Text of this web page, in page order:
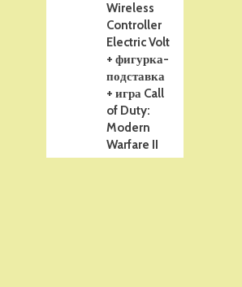
Wireless
Controller
Electric Volt
+ фигурка-
подставка
+ игра Call
of Duty:
Modern
Warfare II